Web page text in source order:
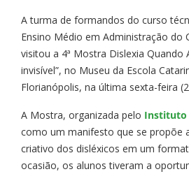
A turma de formandos do curso
Ensino Médio em Administração do
visitou a 4ª Mostra Dislexia Quando
invisível”, no Museu da Escola
Florianópolis, na última sexta-feira
A Mostra, organizada pelo Instituto
como um manifesto que se propõe
criativo dos disléxicos em um
ocasião, os alunos tiveram a